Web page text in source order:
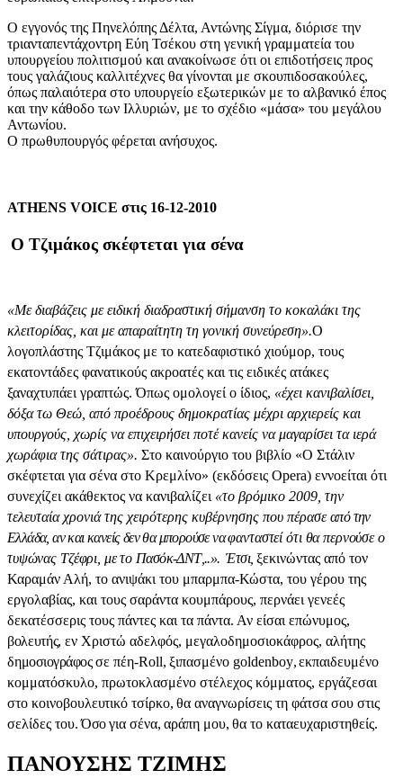
Ο εγγονός της Πηνελόπης Δέλτα, Αντώνης Σίγμα, διόρισε την
τριανταπεντάχοντρη Εύη Τσέκου στη γενική γραμματεία του
υπουργείου πολιτισμού και ανακοίνωσε ότι οι επιδοτήσεις προς
τους γαλάζιους καλλιτέχνες θα γίνονται με σκουπιδοσακούλες,
όπως παλαιότερα στο υπουργείο εξωτερικών με το αλβανικό έπος
και την κάθοδο των Ιλλυριών, με το σχέδιο «μάσα» του μεγάλου
Αντωνίου.
Ο πρωθυπουργός φέρεται ανήσυχος.
ATHENS VOICE στις 16-12-2010
Ο Τζιμάκος σκέφτεται για σένα
«Με διαβάζεις με ειδική διαδραστική σήμανση το κοκαλάκι της
κλειτορίδας, και με απαραίτητη τη γονική συνεύρεση».Ο
λογοπλάστης Τζιμάκος με το κατεδαφιστικό χιούμορ, τους
εκατοντάδες φανατικούς ακροατές και τις ειδικές ατάκες
ξαναχτυπάει γραπτώς. Όπως ομολογεί ο ίδιος, «έχει κανιβαλίσει,
δόξα τω Θεώ, από προέδρους δημοκρατίας μέχρι αρχιερείς και
υπουργούς, χωρίς να επιχειρήσει ποτέ κανείς να μαγαρίσει τα ιερά
χωράφια της σάτιρας». Στο καινούργιο του βιβλίο «Ο Στάλιν
σκέφτεται για σένα στο Κρεμλίνο» (εκδόσεις Οpera) εννοείται ότι
συνεχίζει ακάθεκτος να κανιβαλίζει «το βρόμικο 2009, την
τελευταία χρονιά της χειρότερης κυβέρνησης που πέρασεαπό την
Ελλάδα, αν και κανείς δεν θα μπορούσε ναφανταστεί ότι θα περνούσε ο
τυψώνας Τζέφρι, με το Πασόκ-ΔΝΤ,..». Έτσι, ξεκινώντας από τον
Καραμάν Αλή, το ανιψάκι του μπαρμπα-Κώστα, του γέρου της
εργολαβίας, και τους σαράντα κουμπάρους, περνάει γενεές
δεκατέσσερις τους πάντες και τα πάντα. Αν είσαιεπώνυμος,
βολευτής, ενΧριστώ αδελφός, μεγαλοδημοσιοκάφρος, αλήτης
δημοσιογράφοςσεπέη-Roll, ξιπασμένο goldenboy,εκπαιδευμένο
κομματόσκυλο, πρωτοκλασμένο στέλεχος κόμματος, εργάζεσαι
στο κοινοβουλευτικότσίρκο, θααναγνωρίσεις τη φάτσα σου στις
σελίδες του. Όσογια σένα,αράπη μου,θατοκαταευχαριστηθείς.
ΠΑΝΟΥΣΗΣ ΤΖΙΜΗΣ